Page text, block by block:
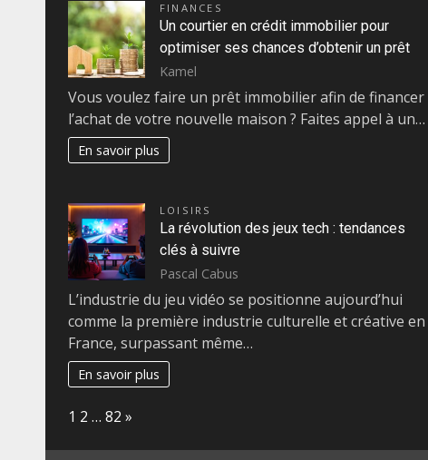
FINANCES
Un courtier en crédit immobilier pour
optimiser ses chances d’obtenir un prêt
Kamel
Vous voulez faire un prêt immobilier afin de financer
l’achat de votre nouvelle maison ? Faites appel à un…
En savoir plus
LOISIRS
La révolution des jeux tech : tendances
clés à suivre
Pascal Cabus
L’industrie du jeu vidéo se positionne aujourd’hui
comme la première industrie culturelle et créative en
France, surpassant même…
En savoir plus
Page:
1 2 … 82 Next
»